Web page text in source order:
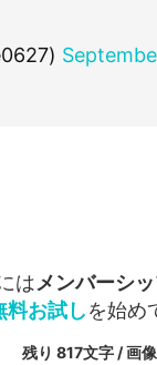
はメンバーシ
料お試しを始め
残り 817文字 / 画